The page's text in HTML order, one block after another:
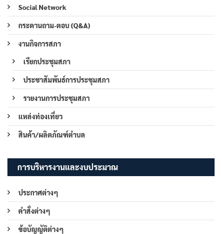
Social Network
กระดานถาม-ตอบ (Q&A)
งานกิจการสภา
เรียกประชุมสภา
ประชาสัมพันธ์การประชุมสภา
รายงานการประชุมสภา
แหล่งท่องเที่ยว
สินค้า/ผลิตภัณฑ์ตำบล
การบริหารงานและงบประมาณ
ประกาศต่างๆ
คำสั่งต่างๆ
ข้อบัญญัติต่างๆ